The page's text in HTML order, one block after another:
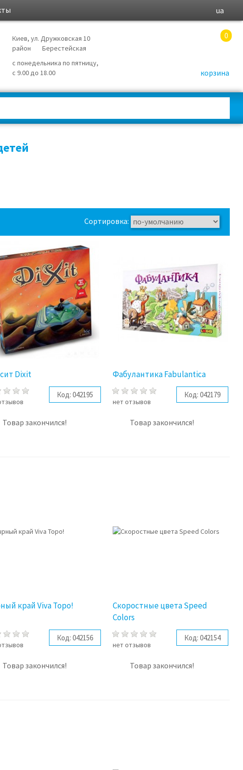
ua
Киев, ул. Дружковская 10
район
Берестейская
с понедельника по пятницу,
с 9.00 до 18.00
0
корзина
Сортировка:
Dixit
Код: 042195
Товар закончился!
Фабулантика Fabulantica
нет отзывов
Код: 042179
Товар закончился!
край Viva Topo!
Код: 042156
Товар закончился!
Скоростные цвета Speed
Colors
нет отзывов
Код: 042154
Товар закончился!